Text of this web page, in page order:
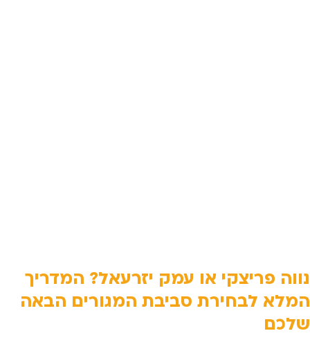
נווה פריצקי או עמק יזרעאל? המדריך
המלא לבחירת סביבת המגורים הבאה
שלכם